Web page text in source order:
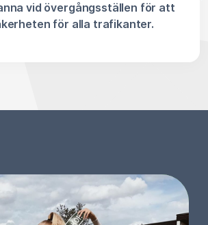
vid övergångsställen för att
för alla trafikanter.